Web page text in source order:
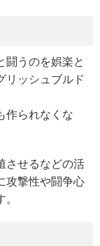
闘うのを娯楽と
リッシュブルド
作られなくな
させるなどの活
攻撃性や闘争心